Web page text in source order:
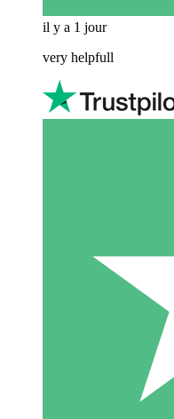
il y a 1 jour
very helpfull